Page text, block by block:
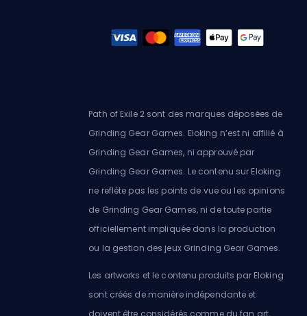
Path of Exile 2 sont des marques déposées de
Grinding Gear Games. Eloking n’est ni affilié à
Grinding Gear Games, ni approuvé par
Grinding Gear Games. Le contenu sur Eloking
ne reflète pas les points de vue ou les opinions
de Grinding Gear Games, ni de toute partie
officiellement impliquée dans la production
ou la gestion des jeux Grinding Gear Games.
Les artworks et le contenu produits par Eloking
sont créés de manière indépendante et
doivent être considérés comme du fan art,